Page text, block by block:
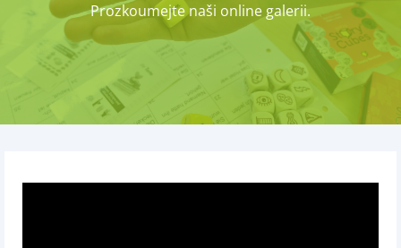
Prozkoumejte naši online galerii.